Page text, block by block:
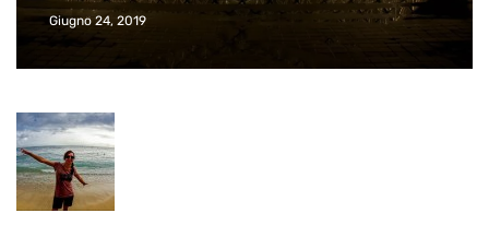
Giugno 24, 2019